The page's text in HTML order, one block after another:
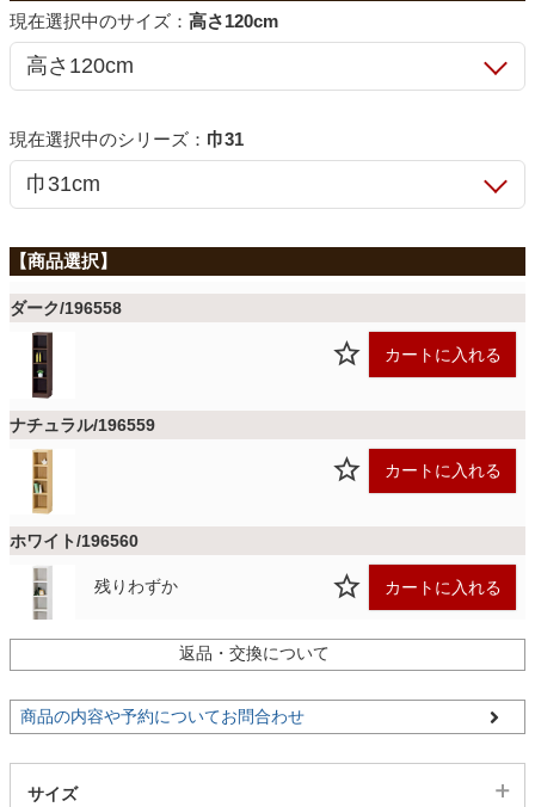
こたつ
寝具
カーテン
キッチン用品
サイズ： 高さ120cm
シリーズ： 巾31
ダーク/196558
カートに入れる
ナチュラル/196559
カートに入れる
ホワイト/196560
残りわずか カートに入れる
返品・交換について
商品の内容や予約についてお問合わせ
サイズ